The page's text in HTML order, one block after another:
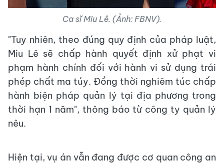
Ca sĩ Miu Lê. (Ảnh: FBNV).
"Tuy nhiên, theo đúng quy định của pháp luật,
Miu Lê sẽ chấp hành quyết định xử phạt vi
phạm hành chính đối với hành vi sử dụng trái
phép chất ma túy. Đồng thời nghiêm túc chấp
hành biện pháp quản lý tại địa phương trong
thời hạn 1 năm", thông báo từ công ty quản lý
nêu.
Hiện tại, vụ án vẫn đang được cơ quan công an